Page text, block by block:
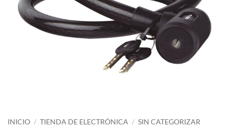
INICIO / TIENDA DE ELECTRÓNICA / SIN CATEGORIZAR